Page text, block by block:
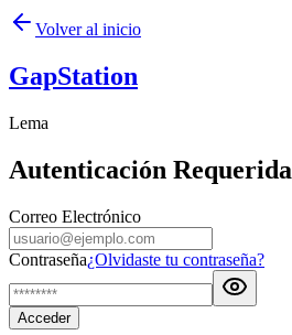
Volver al inicio
GapStation
Lema
Autenticación Requerida
Correo Electrónico
Contraseña¿Olvidaste tu contraseña?
Acceder